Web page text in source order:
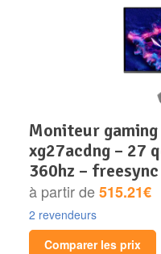
moniteur gaming – asus – rog strix oled
xg27acdng – 27
360hz –
à partir de515.21€
2 revendeurs
Comparer les prix